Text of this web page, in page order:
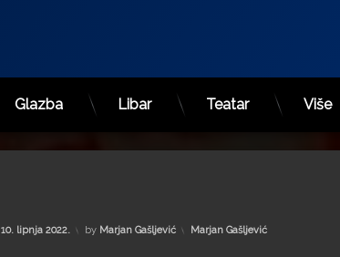
Glazba Libar Teatar Više
10. lipnja 2022. by Marjan Gašljević Kategorije:
Marjan Gašljević